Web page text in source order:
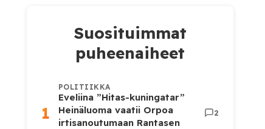
Suosituimmat
puheenaiheet
1
POLITIIKKA
Eveliina ”Hitas-kuningatar”
Heinäluoma vaatii Orpoa
irtisanoutumaan Rantasen
2